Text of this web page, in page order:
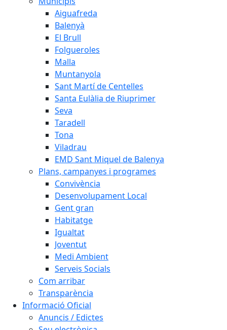
Aiguafreda
Balenyà
El Brull
Folgueroles
Malla
Muntanyola
Sant Martí de Centelles
Santa Eulàlia de Riuprimer
Seva
Taradell
Tona
Viladrau
EMD Sant Miquel de Balenya
Plans, campanyes i programes
Convivència
Desenvolupament Local
Gent gran
Habitatge
Igualtat
Joventut
Medi Ambient
Serveis Socials
Com arribar
Transparència
Informació Oficial
Anuncis / Edictes